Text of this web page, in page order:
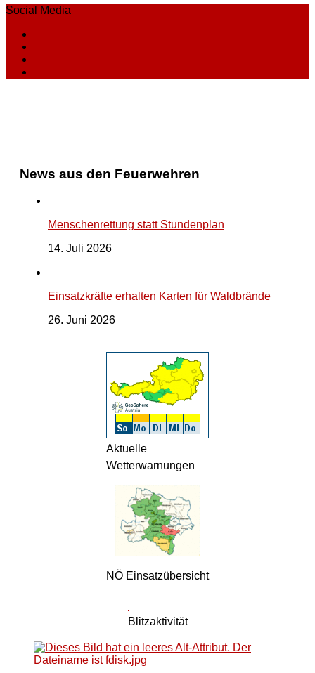
Social Media
News aus den Feuerwehren
Menschenrettung statt Stundenplan
14. Juli 2026
Einsatzkräfte erhalten Karten für Waldbrände
26. Juni 2026
Aktuelle
Wetterwarnungen
NÖ Einsatzübersicht
Blitzaktivität